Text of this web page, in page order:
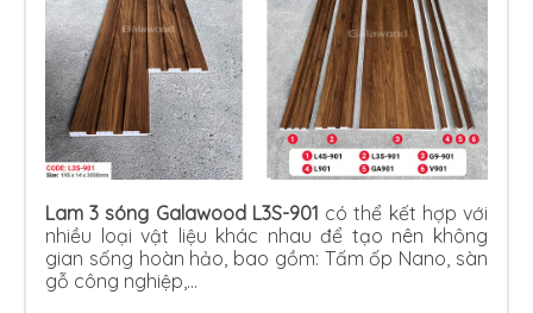
Lam 3 sóng Galawood L3S-901 có thể kết hợp với
nhiều loại vật liệu khác nhau để tạo nên không
gian sống hoàn hảo, bao gồm: Tấm ốp Nano, sàn
gỗ công nghiệp,…